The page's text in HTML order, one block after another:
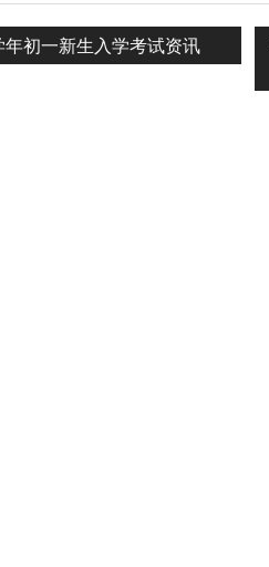
年初一新生入学考试资讯